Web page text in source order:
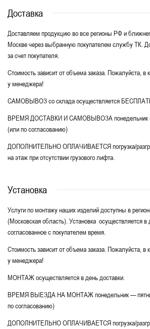
Доставка
Доставляем продукцию во все регионы РФ и
Москве через выбранную покупателем службу ТК.
за счет покупателя.
Стоимость зависит от объема заказа. Пожалуйста, в
у менеджера!
САМОВЫВОЗ со склада осуществляется
ВРЕМЯ ДОСТАВКИ И САМОВЫВОЗА понедельник —
(или по согласованию)
ДОПОЛНИТЕЛЬНО ОПЛАЧИВАЕТСЯ погрузка/
на этаж при отсутствии грузового лифта.
Установка
Услуги по монтажу наших изделий доступны в
(Московская область). Установка осуществляется в
согласованное с покупателем время.
Стоимость зависит от объема заказа. Пожалуйста, в
у менеджера!
МОНТАЖ осуществляется в день доставки.
ВРЕМЯ ВЫЕЗДА НА МОНТАЖ понедельник —
по согласованию)
ДОПОЛНИТЕЛЬНО ОПЛАЧИВАЕТСЯ погрузка/